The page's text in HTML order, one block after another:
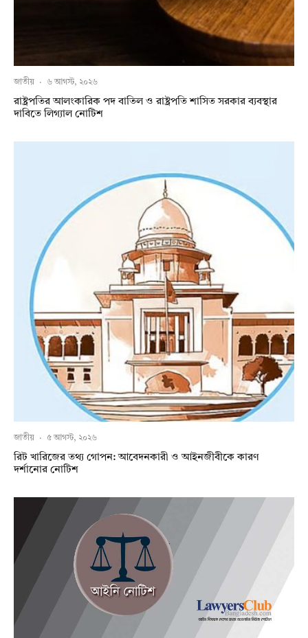
জাতীয় · ৬ আগস্ট, ২০২৬
রাষ্ট্রপতির আলংকারিক পদ বাতিল ও রাষ্ট্রপতি শাসিত সরকার ব্যবস্থার
দাবিতে লিগ্যাল নোটিশ
জাতীয় · ৫ আগস্ট, ২০২৬
রিট খারিজের তথ্য গোপন: আবেদনকারী ও আইনজীবীকে কারণ
দর্শানোর নোটিশ